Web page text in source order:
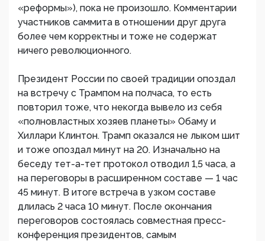
«реформы»), пока не произошло. Комментарии
участников саммита в отношении друг друга
более чем корректны и тоже не содержат
ничего революционного.
Президент России по своей традиции опоздал
на встречу с Трампом на полчаса, то есть
повторил тоже, что некогда вывело из себя
«полновластных хозяев планеты» Обаму и
Хиллари Клинтон. Трамп оказался не лыком шит
и тоже опоздал минут на 20. Изначально на
беседу тет-а-тет протокол отводил 1,5 часа, а
на переговоры в расширенном составе — 1 час
45 минут. В итоге встреча в узком составе
длилась 2 часа 10 минут. После окончания
переговоров состоялась совместная пресс-
конференция президентов, самым